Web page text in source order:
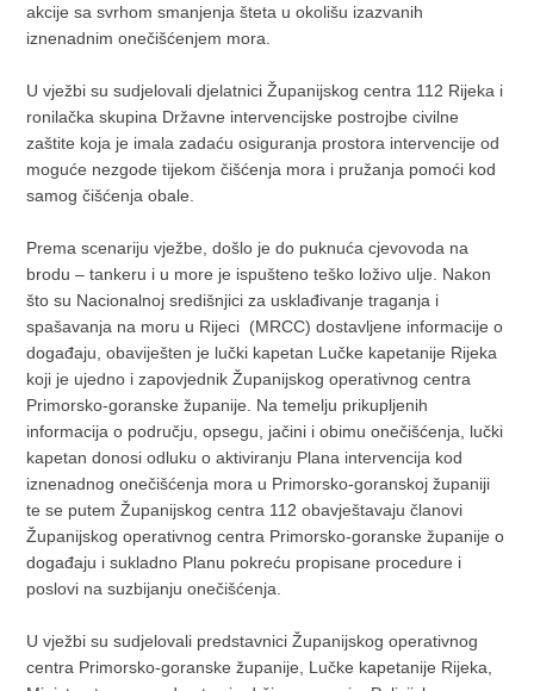
akcije sa svrhom smanjenja šteta u okolišu izazvanih
iznenadnim onečišćenjem mora.
U vježbi su sudjelovali djelatnici Županijskog centra 112 Rijeka i
ronilačka skupina Državne intervencijske postrojbe civilne
zaštite koja je imala zadaću osiguranja prostora intervencije od
moguće nezgode tijekom čišćenja mora i pružanja pomoći kod
samog čišćenja obale.
Prema scenariju vježbe, došlo je do puknuća cjevovoda na
brodu – tankeru i u more je ispušteno teško loživo ulje. Nakon
što su Nacionalnoj središnjici za usklađivanje traganja i
spašavanja na moru u Rijeci (MRCC) dostavljene informacije o
događaju, obaviješten je lučki kapetan Lučke kapetanije Rijeka
koji je ujedno i zapovjednik Županijskog operativnog centra
Primorsko-goranske županije. Na temelju prikupljenih
informacija o području, opsegu, jačini i obimu onečišćenja, lučki
kapetan donosi odluku o aktiviranju Plana intervencija kod
iznenadnog onečišćenja mora u Primorsko-goranskoj županiji
te se putem Županijskog centra 112 obavještavaju članovi
Županijskog operativnog centra Primorsko-goranske županije o
događaju i sukladno Planu pokreću propisane procedure i
poslovi na suzbijanju onečišćenja.
U vježbi su sudjelovali predstavnici Županijskog operativnog
centra Primorsko-goranske županije, Lučke kapetanije Rijeka,